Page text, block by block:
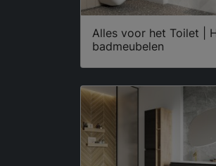
Alles voor het Toilet |
badmeubelen